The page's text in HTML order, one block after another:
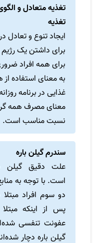
تغذیه متعادل و
تغذیه
ایجاد تنوع و تعادل
برای داشتن یک
برای همه افراد
به معنای استفاده
غذایی در برنامه
معنای مصرف همه
نسبت مناسب است.
سندرم گیلن باره
علت دقیق گیلن
است. با توجه به
دو سوم افراد
پس از اینکه
عفونت تنفسی
گیلن باره دچار